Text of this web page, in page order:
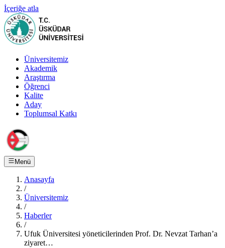
İçeriğe atla
Üniversitemiz
Akademik
Araştırma
Öğrenci
Kalite
Aday
Toplumsal Katkı
Menü
Anasayfa
/
Üniversitemiz
/
Haberler
/
Ufuk Üniversitesi yöneticilerinden Prof. Dr. Nevzat Tarhan’a
ziyaret…